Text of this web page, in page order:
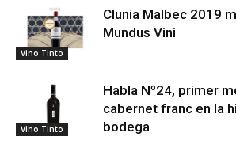
Vino Tinto
Clunia Malbec 2019
Mundus Vini
Vino Tinto
Habla Nº24, primer
cabernet franc en la
bodega